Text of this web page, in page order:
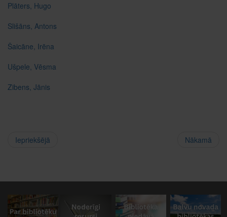
Plāters, Hugo
Slišāns, Antons
Šaicāne, Irēna
Ušpele, Vēsma
Zibens, Jānis
Iepriekšējā Nākamā